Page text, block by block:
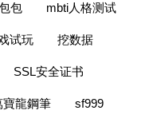
包 mbti人格测试
试玩 挖数据
SSL安全证书
寶龍鋼筆 sf999